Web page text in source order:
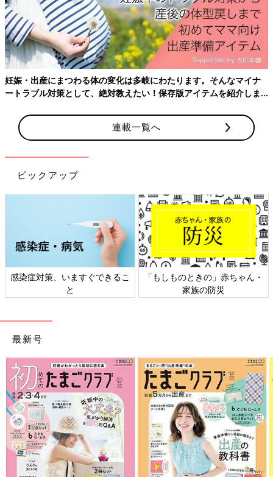
妊娠・出産にまつわる体の変化は多岐にわたります。そんなマイナ
ートラブル対策として、絶対教えたい！保存版アイテムを紹介しま
連載一覧へ
ピックアップ
感染症対策、いますぐできるこ
と
「もしものときの」赤ちゃん・
家族の防災
最新号